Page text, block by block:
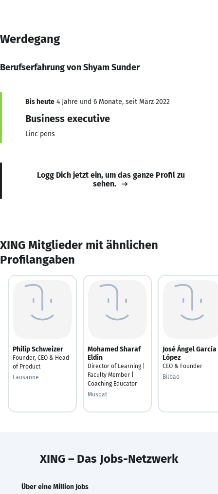
Werdegang
Berufserfahrung von Shyam Sunder
Bis heute 4 Jahre und 6 Monate, seit März 2022
Business executive
Linc pens
Logg Dich jetzt ein, um das ganze Profil zu
sehen.
XING Mitglieder mit ähnlichen
Profilangaben
Philip Schweizer
Founder, CEO & Head
of Product
Lausanne
Mohamed Sharaf
Eldin
Director of Learning |
Faculty Member |
Coaching Educator
Musqat
José Ángel García
López
CEO & Founder
Bilbao
XING – Das Jobs-Netzwerk
Über eine Million Jobs